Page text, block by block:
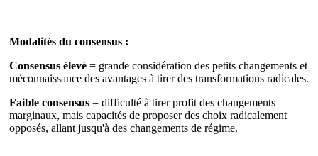
Modalités du consensus :
Consensus élevé = grande considération des petits changements et
méconnaissance des avantages à tirer des transformations radicales.
Faible consensus = difficulté à tirer profit des changements
marginaux, mais capacités de proposer des choix radicalement
opposés, allant jusqu'à des changements de régime.